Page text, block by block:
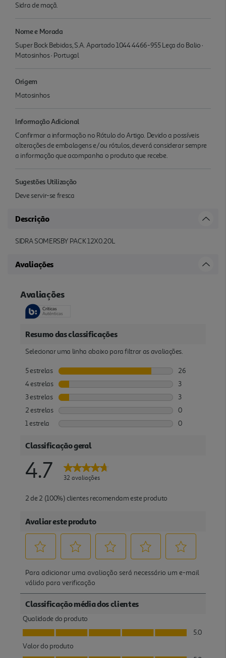
Sidra de maçã.
Nome e Morada
Super Bock Bebidas, S.A. Apartado 1044 4466-955 Leça do Balio ·
Matosinhos · Portugal
Origem
Matosinhos
Informação Adicional
Confirmar a informação no Rótulo do Artigo. Devido a possíveis
alterações de embalagens e/ou rótulos, deverá considerar sempre
a informação que acompanha o produto que recebe.
Sugestões Utilização
Deve servir-se fresca
Descrição
SIDRA SOMERSBY PACK 12X0.20L
Avaliações